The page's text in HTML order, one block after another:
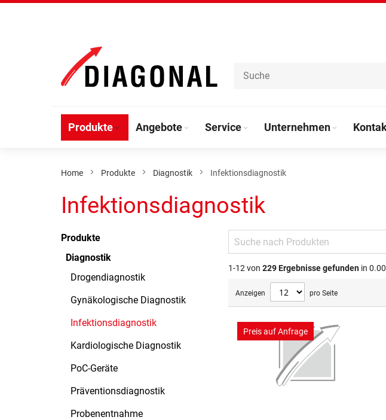
Inhalt
Produkte Angebote Service Unternehmen
Home Produkte Diagnostik Infektionsdiagnostik
Infektionsdiagnostik
Produkte
Diagnostik
Drogendiagnostik
Gynäkologische Diagnostik
Infektionsdiagnostik
Kardiologische Diagnostik
PoC-Geräte
Präventionsdiagnostik
Probenentnahme
1-12 von 229Ergebnisse gefunden in
Anzeigen pro Seite
Preis auf Anfrage